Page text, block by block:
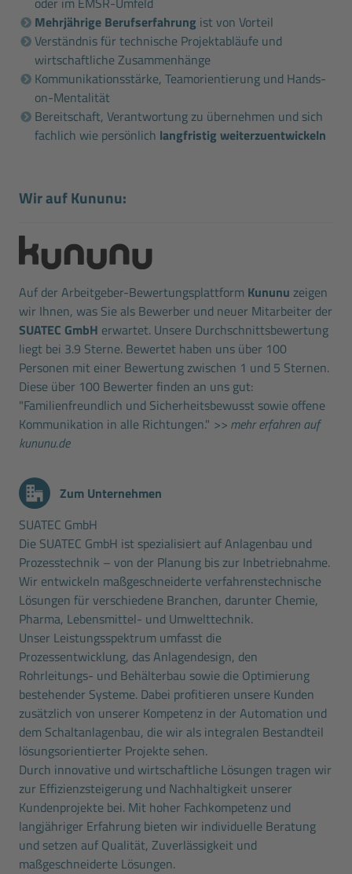
Mehrjährige Berufserfahrung ist von Vorteil
Verständnis für technische Projektabläufe und
wirtschaftliche Zusammenhänge
Kommunikationsstärke, Teamorientierung und Hands-
on-Mentalität
Bereitschaft, Verantwortung zu übernehmen und sich
fachlich wie persönlich langfristig weiterzuentwickeln
Wir auf Kununu:
Auf der Arbeitgeber-Bewertungsplattform Kununu zeigen
wir Ihnen, was Sie als Bewerber und neuer Mitarbeiter der
SUATEC GmbH erwartet. Unsere Durchschnittsbewertung
liegt bei 3.9 Sterne. Bewertet haben uns über 100
Personen mit einer Bewertung zwischen 1 und 5 Sternen.
Diese über 100 Bewerter finden an uns gut:
"Familienfreundlich und Sicherheitsbewusst sowie offene
Kommunikation in alle Richtungen." >> mehr erfahren auf
kununu.de
Zum Unternehmen
SUATEC GmbH
Die SUATEC GmbH ist spezialisiert auf Anlagenbau und
Prozesstechnik – von der Planung bis zur Inbetriebnahme.
Wir entwickeln maßgeschneiderte verfahrenstechnische
Lösungen für verschiedene Branchen, darunter Chemie,
Pharma, Lebensmittel- und Umwelttechnik.
Unser Leistungsspektrum umfasst die
Prozessentwicklung, das Anlagendesign, den
Rohrleitungs- und Behälterbau sowie die Optimierung
bestehender Systeme. Dabei profitieren unsere Kunden
zusätzlich von unserer Kompetenz in der Automation und
dem Schaltanlagenbau, die wir als integralen Bestandteil
lösungsorientierter Projekte sehen.
Durch innovative und wirtschaftliche Lösungen tragen wir
zur Effizienzsteigerung und Nachhaltigkeit unserer
Kundenprojekte bei. Mit hoher Fachkompetenz und
langjähriger Erfahrung bieten wir individuelle Beratung
und setzen auf Qualität, Zuverlässigkeit und
maßgeschneiderte Lösungen.